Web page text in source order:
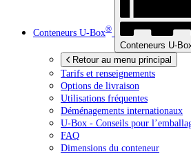
Conteneurs U-Box®
Conteneurs U-
Retour au menu principal
Tarifs et renseignements
Options de livraison
Utilisations fréquentes
Déménagements internationaux
U-Box - Conseils pour
FAQ
Dimensions du conteneur